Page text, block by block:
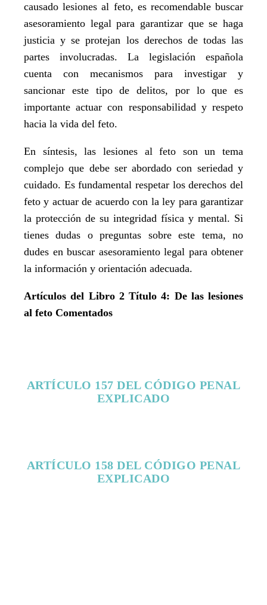
causado lesiones al feto, es recomendable buscar
asesoramiento legal para garantizar que se haga
justicia y se protejan los derechos de todas las
partes involucradas. La legislación española
cuenta con mecanismos para investigar y
sancionar este tipo de delitos, por lo que es
importante actuar con responsabilidad y respeto
hacia la vida del feto.
En síntesis, las lesiones al feto son un tema
complejo que debe ser abordado con seriedad y
cuidado. Es fundamental respetar los derechos del
feto y actuar de acuerdo con la ley para garantizar
la protección de su integridad física y mental. Si
tienes dudas o preguntas sobre este tema, no
dudes en buscar asesoramiento legal para obtener
la información y orientación adecuada.
Artículos del Libro 2 Título 4: De las lesiones
al feto Comentados
ARTÍCULO 157 DEL CÓDIGO PENAL
EXPLICADO
ARTÍCULO 158 DEL CÓDIGO PENAL
EXPLICADO